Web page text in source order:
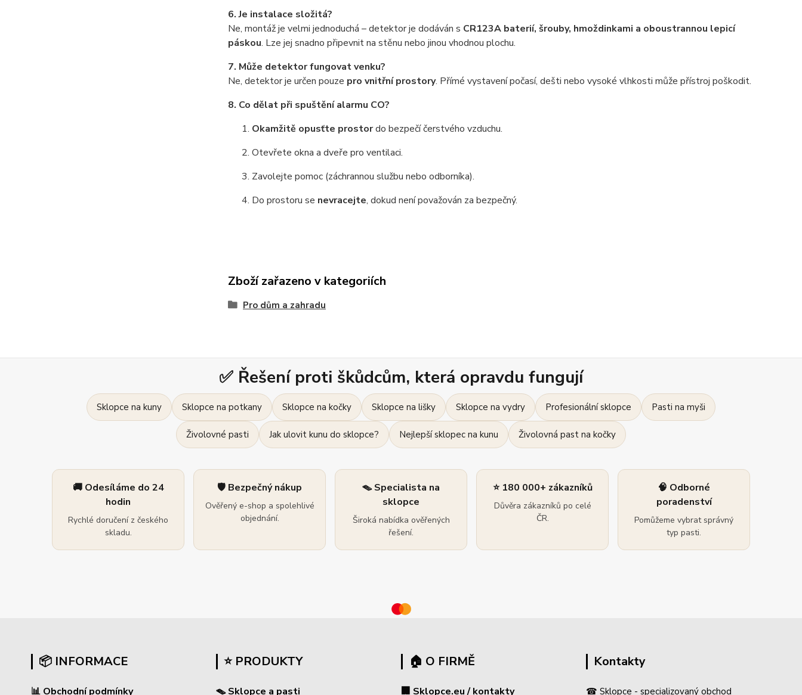
6. Je instalace složitá?
Ne, montáž je velmi jednoduchá – detektor je dodáván s CR123A baterií, šrouby, hmoždinkami a oboustrannou lepicí
páskou. Lze jej snadno připevnit na stěnu nebo jinou vhodnou plochu.
7. Může detektor fungovat venku?
Ne, detektor je určen pouze pro vnitřní prostory. Přímé vystavení počasí, dešti nebo vysoké vlhkosti může přístroj poškodit.
8. Co dělat při spuštění alarmu CO?
Okamžitě opusťte prostordo bezpečí čerstvého vzduchu.
Otevřete okna a dveře pro ventilaci.
Zavolejte pomoc (záchrannou službu nebo odborníka).
Do prostoru se nevracejte, dokud není považován za bezpečný.
Zboží zařazeno v kategoriích
Pro dům a zahradu
✅ Řešení proti škůdcům, která opravdu fungují
Sklopce na kuny Sklopce na potkany Sklopce na kočky Sklopce na lišky Sklopce na vydry Profesionální sklopce Pasti na myši
Živolovné pasti Jak ulovit kunu do sklopce? Nejlepší sklopec na kunu Živolovná past na kočky
🚚 Odesíláme do 24
hodin
Rychlé doručení z českého
skladu.
🛡️ Bezpečný nákup
Ověřený e-shop a spolehlivé
objednání.
🪤 Specialista na
sklopce
Široká nabídka ověřených
řešení.
⭐ 180 000+ zákazníků
Důvěra zákazníků po celé
ČR.
🧠 Odborné
poradenství
Pomůžeme vybrat správný
typ pasti.
📦 INFORMACE
📊 Obchodní podmínky
⭐ PRODUKTY
🪤 Sklopce a pasti
🏠 O FIRMĚ
🏢 Sklopce.eu / kontakty
Kontakty
☎ Sklopce - specializovaný obchod